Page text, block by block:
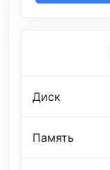
Диск
Память